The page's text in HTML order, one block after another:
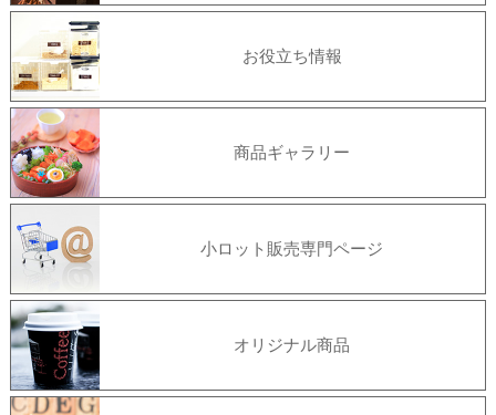
お役立ち情報
商品ギャラリー
小ロット販売専門ページ
オリジナル商品